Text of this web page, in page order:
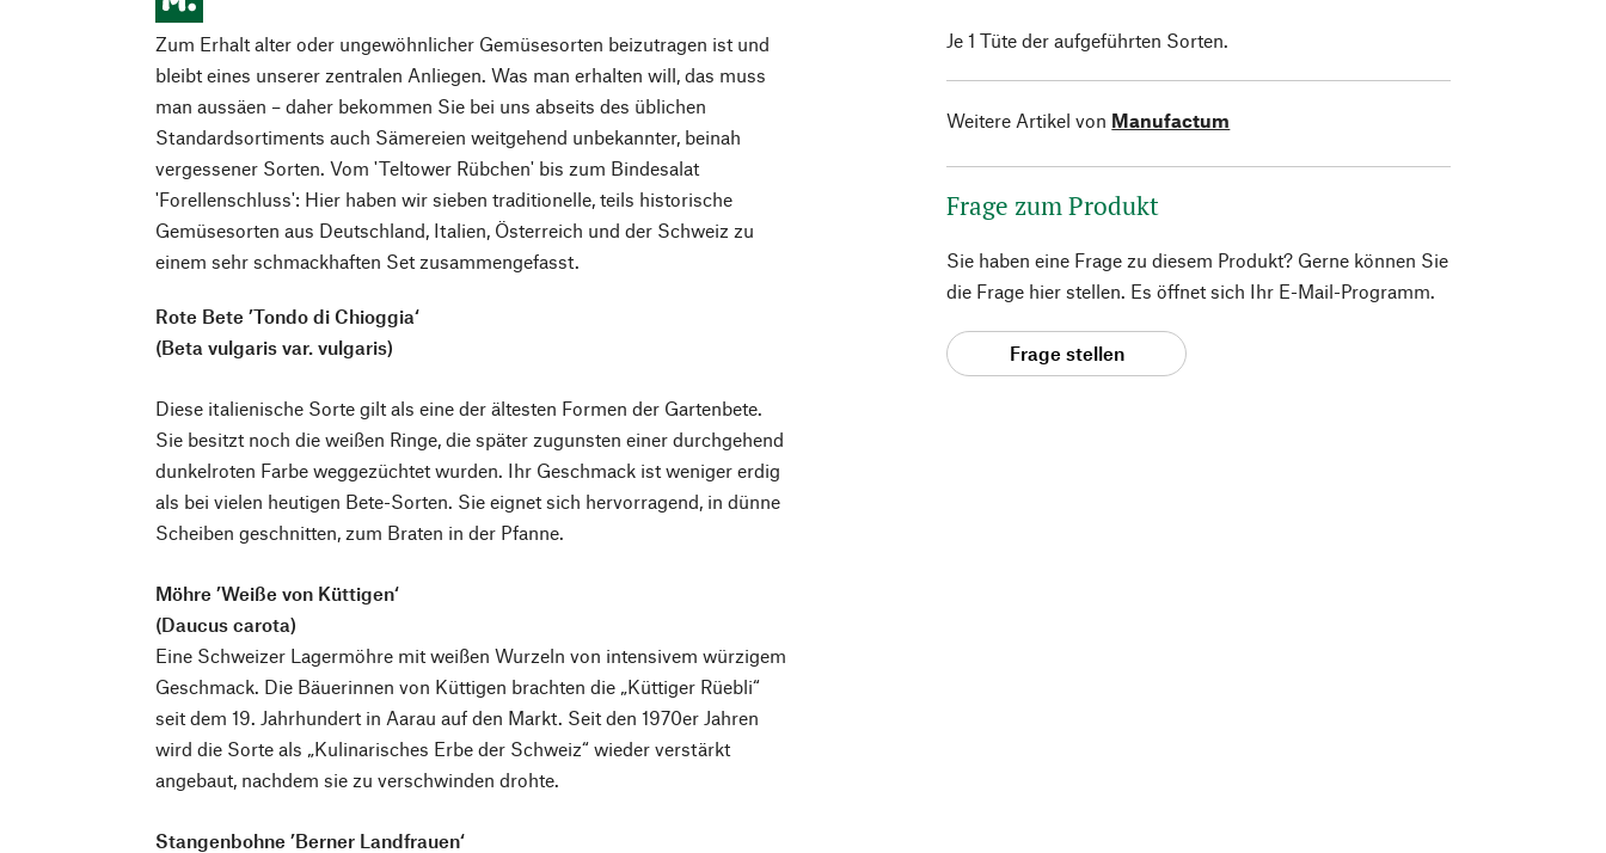
Zum Erhalt alter oder ungewöhnlicher Gemüsesorten beizutragen ist und
bleibt eines unserer zentralen Anliegen. Was man erhalten will, das muss
man aussäen – daher bekommen Sie bei uns abseits des üblichen
Standardsortiments auch Sämereien weitgehend unbekannter, beinah
vergessener Sorten. Vom 'Teltower Rübchen' bis zum Bindesalat
'Forellenschluss': Hier haben wir sieben traditionelle, teils historische
Gemüsesorten aus Deutschland, Italien, Österreich und der Schweiz zu
einem sehr schmackhaften Set zusammengefasst.
Rote Bete ’Tondo di Chioggia‘
(Beta vulgaris var. vulgaris)
Diese italienische Sorte gilt als eine der ältesten Formen der Gartenbete.
Sie besitzt noch die weißen Ringe, die später zugunsten einer durchgehend
dunkelroten Farbe weggezüchtet wurden. Ihr Geschmack ist weniger erdig
als bei vielen heutigen Bete-Sorten. Sie eignet sich hervorragend, in dünne
Scheiben geschnitten, zum Braten in der Pfanne.
Möhre ’Weiße von Küttigen‘
(Daucus carota)
Eine Schweizer Lagermöhre mit weißen Wurzeln von intensivem würzigem
Geschmack. Die Bäuerinnen von Küttigen brachten die „Küttiger Rüebli“
seit dem 19. Jahrhundert in Aarau auf den Markt. Seit den 1970er Jahren
wird die Sorte als „Kulinarisches Erbe der Schweiz“ wieder verstärkt
angebaut, nachdem sie zu verschwinden drohte.
Stangenbohne ’Berner Landfrauen‘
Je 1 Tüte der aufgeführten Sorten.
Weitere Artikel von Manufactum
Frage zum Produkt
Sie haben eine Frage zu diesem Produkt? Gerne können Sie
die Frage hier stellen. Es öffnet sich Ihr E-Mail-Programm.
Frage stellen